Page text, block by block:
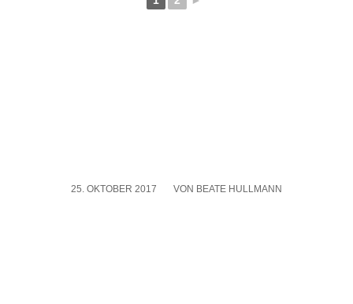
25. OKTOBER 2017
/ VON BEATE HULLMANN